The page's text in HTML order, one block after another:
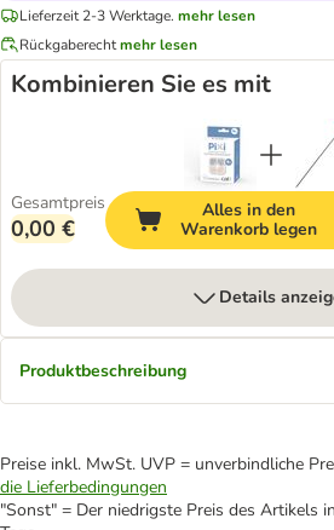
Lieferzeit 2-3 Werktage. mehr lesen
Rückgaberechtmehr lesen
Kombinieren Sie es mit
Gesamtpreis
0,00 €
Alles in den
Warenkorb legen
Details
Produktbeschreibung
Preise inkl. MwSt. UVP = unverbindliche
die Lieferbedingungen
"Sonst" = Der niedrigste Preis des Artikels